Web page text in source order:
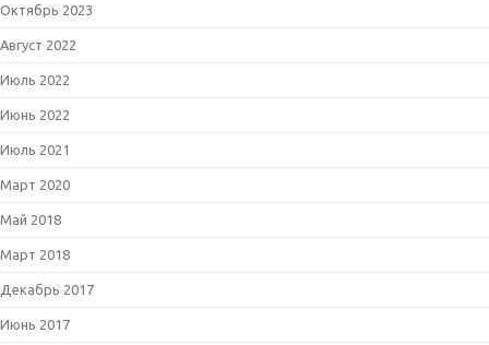
Октябрь 2023
Август 2022
Июль 2022
Июнь 2022
Июль 2021
Март 2020
Май 2018
Март 2018
Декабрь 2017
Июнь 2017